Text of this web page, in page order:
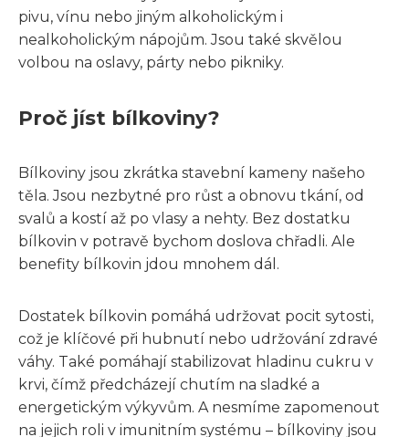
pivu, vínu nebo jiným alkoholickým i
nealkoholickým nápojům. Jsou také skvělou
volbou na oslavy, párty nebo pikniky.
Proč jíst bílkoviny?
Bílkoviny jsou zkrátka stavební kameny našeho
těla. Jsou nezbytné pro růst a obnovu tkání, od
svalů a kostí až po vlasy a nehty. Bez dostatku
bílkovin v potravě bychom doslova chřadli. Ale
benefity bílkovin jdou mnohem dál.
Dostatek bílkovin pomáhá udržovat pocit sytosti,
což je klíčové při hubnutí nebo udržování zdravé
váhy. Také pomáhají stabilizovat hladinu cukru v
krvi, čímž předcházejí chutím na sladké a
energetickým výkyvům. A nesmíme zapomenout
na jejich roli v imunitním systému – bílkoviny jsou